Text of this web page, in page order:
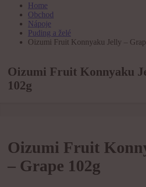
Home
Obchod
Nápoje
Puding a želé
Oizumi Fruit Konnyaku Jelly –
Oizumi Fruit Konnyaku
102g
Oizumi Fruit
– Grape 102g